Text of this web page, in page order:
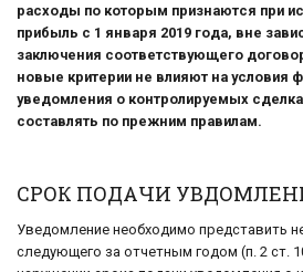
расходы по которым признаются при
прибыль с 1 января 2019 года, вне
заключения соответствующего
новые критерии не влияют на условия
уведомления о контролируемых
составлять по прежним правилам.
СРОК ПОДАЧИ
Уведомление необходимо представить
следующего за отчетным годом (п. 2 ст.